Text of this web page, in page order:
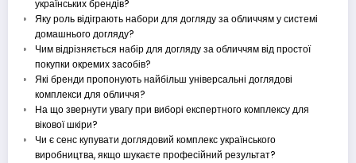
українських брендів?
Яку роль відіграють набори для догляду за обличчям у системі
домашнього догляду?
Чим відрізняється набір для догляду за обличчям від простої
покупки окремих засобів?
Які бренди пропонують найбільш універсальні доглядові
комплекси для обличчя?
На що звернути увагу при виборі експертного комплексу для
вікової шкіри?
Чи є сенс купувати доглядовий комплекс українського
виробництва, якщо шукаєте професійний результат?